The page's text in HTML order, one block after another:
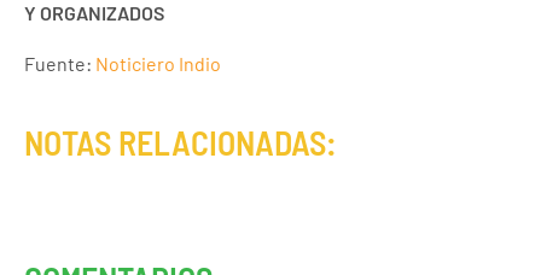
Y ORGANIZADOS
Fuente: Noticiero Indio
NOTAS RELACIONADAS: